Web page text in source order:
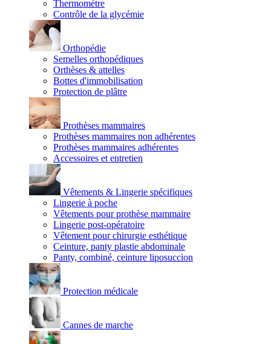
Thermomètre
Contrôle de la glycémie
Orthopédie
Semelles orthopédiques
Orthèses & attelles
Bottes d'immobilisation
Protection de plâtre
Prothèses mammaires
Prothèses mammaires non adhérentes
Prothèses mammaires adhérentes
Accessoires et entretien
Vêtements & Lingerie spécifiques
Lingerie à poche
Vêtements pour prothèse mammaire
Lingerie post-opératoire
Vêtement pour chirurgie esthétique
Ceinture, panty plastie abdominale
Panty, combiné, ceinture liposuccion
Protection médicale
Cannes de marche